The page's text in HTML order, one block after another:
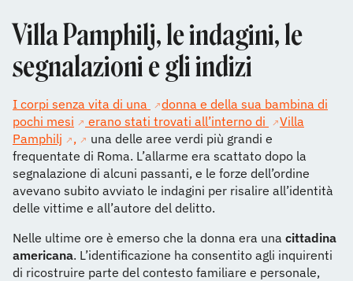
Villa Pamphilj, le indagini, le
segnalazioni e gli indizi
I corpi senza vita di una
donna e della sua bambina di
pochi mesi
erano stati trovati all’interno di
Villa
Pamphilj
,
una delle aree verdi più grandi e
frequentate di Roma. L’allarme era scattato dopo la
segnalazione di alcuni passanti, e le forze dell’ordine
avevano subito avviato le indagini per risalire all’identità
delle vittime e all’autore del delitto.
Nelle ultime ore è emerso che la donna era una cittadina
americana. L’identificazione ha consentito agli inquirenti
di ricostruire parte del contesto familiare e personale,